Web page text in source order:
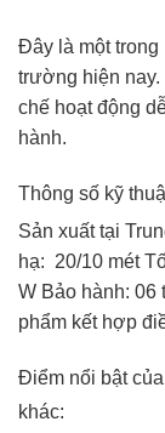
Đây là một
trường hiện
chế hoạt động
hành.
Thông số kỹ
Sản xuất tại
hạ: 20/10 mét
W Bảo hành: 06
phẩm kết hợp
Điểm nổi bật
khác: